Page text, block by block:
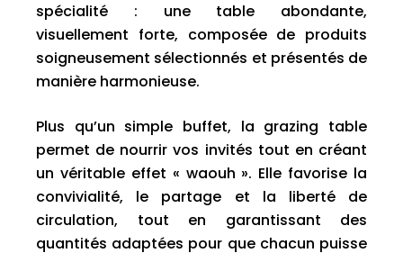
spécialité : une table abondante,
visuellement forte, composée de produits
soigneusement sélectionnés et présentés de
manière harmonieuse.
Plus qu’un simple buffet, la grazing table
permet de nourrir vos invités tout en créant
un véritable effet « waouh ». Elle favorise la
convivialité, le partage et la liberté de
circulation, tout en garantissant des
quantités adaptées pour que chacun puisse